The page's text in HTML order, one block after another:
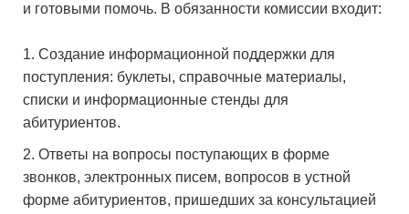
и готовыми помочь. В обязанности комиссии входит:
Создание информационной поддержки для
поступления: буклеты, справочные материалы,
списки и информационные стенды для
абитуриентов.
Ответы на вопросы поступающих в форме
звонков, электронных писем, вопросов в устной
форме абитуриентов, пришедших за консультацией